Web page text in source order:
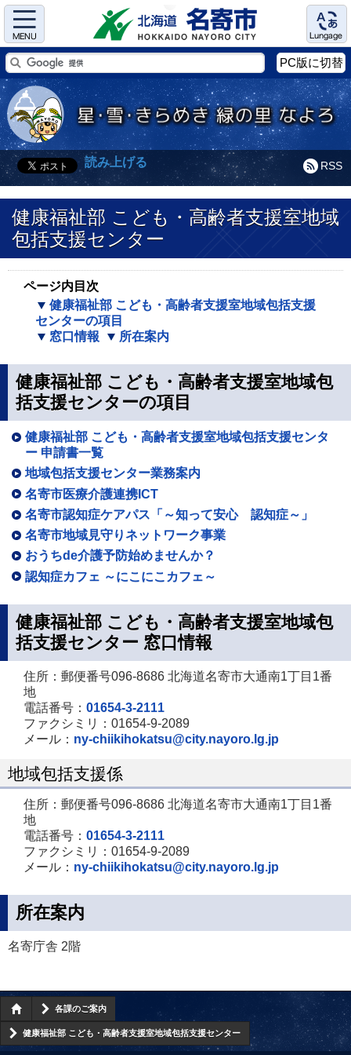
Menu Language
PC版に切替
RSS
読み上げる
健康福祉部 こども・高齢者支援室地域
包括支援センター
ページ内目次
健康福祉部 こども・高齢者支援室地域包括支援
センターの項目
窓口情報
所在案内
健康福祉部 こども・高齢者支援室地域包
括支援センターの項目
健康福祉部 こども・高齢者支援室地域包括支援センタ
ー 申請書一覧
地域包括支援センター業務案内
名寄市医療介護連携ICT
名寄市認知症ケアパス「～知って安心 認知症～」
名寄市地域見守りネットワーク事業
おうちde介護予防始めませんか？
認知症カフェ ～にこにこカフェ～
健康福祉部 こども・高齢者支援室地域包
括支援センター 窓口情報
住所：郵便番号096-8686 北海道名寄市大通南1丁目1番
地
電話番号： 01654-3-2111
ファクシミリ：01654-9-2089
メール： ny-chiikihokatsu@city.nayoro.lg.jp
地域包括支援係
住所：郵便番号096-8686 北海道名寄市大通南1丁目1番
地
電話番号： 01654-3-2111
ファクシミリ：01654-9-2089
メール： ny-chiikihokatsu@city.nayoro.lg.jp
所在案内
名寄庁舎 2階
各課のご案内
健康福祉部 こども・高齢者支援室地域包括支援センター